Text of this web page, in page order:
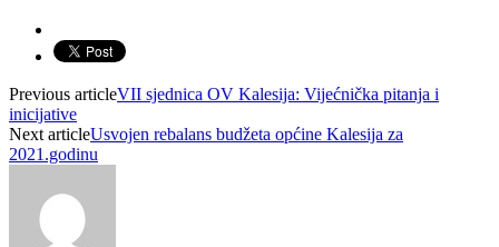
Previous articleVII sjednica OV Kalesija: Vijećnička pitanja i
inicijative
Next articleUsvojen rebalans budžeta općine Kalesija za
2021.godinu